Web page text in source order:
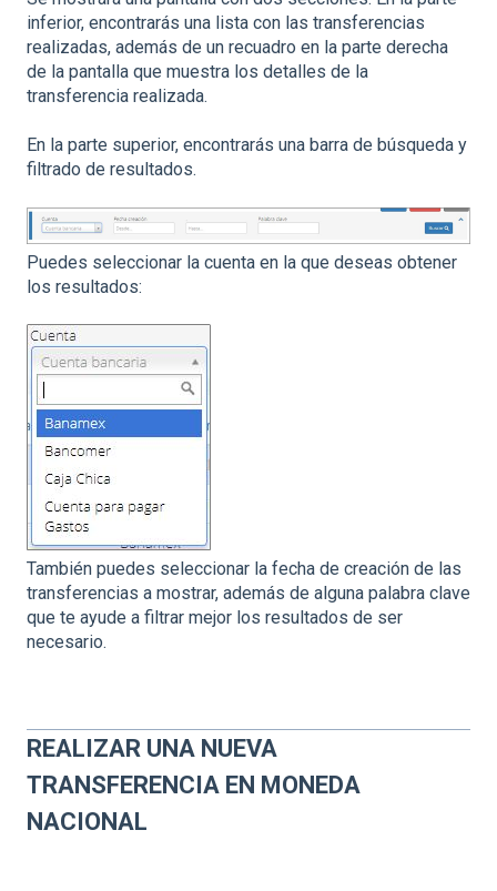
inferior, encontrarás una lista con las transferencias
realizadas, además de un recuadro en la parte derecha
de la pantalla que muestra los detalles de la
transferencia realizada.
En la parte superior, encontrarás una barra de búsqueda y
filtrado de resultados.
Puedes seleccionar la cuenta en la que deseas obtener
los resultados:
También puedes seleccionar la fecha de creación de las
transferencias a mostrar, además de alguna palabra clave
que te ayude a filtrar mejor los resultados de ser
necesario.
REALIZAR UNA NUEVA
TRANSFERENCIA EN MONEDA
NACIONAL